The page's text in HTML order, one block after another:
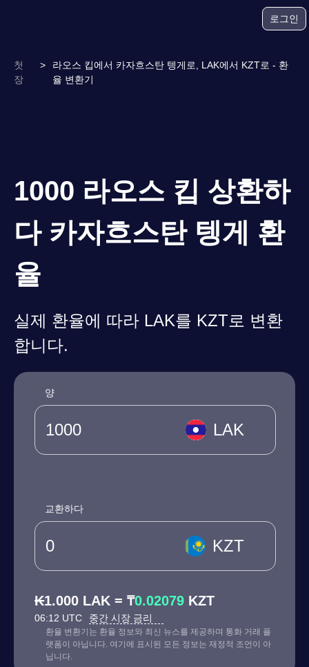
로그인
첫
장
>
라오스 킵에서 카자흐스탄 텡게로, LAK에서 KZT로 - 환
율 변환기
1000 라오스 킵 상환하
다 카자흐스탄 텡게 환
율
실제 환율에 따라 LAK를 KZT로 변환
합니다.
양
LAK
교환하다
KZT
₭1.000 LAK = ₸0.02079 KZT
06:12 UTC 중간 시장 금리
환율 변환기는 환율 정보와 최신 뉴스를 제공하며 통화 거래 플
랫폼이 아닙니다. 여기에 표시된 모든 정보는 재정적 조언이 아
닙니다.